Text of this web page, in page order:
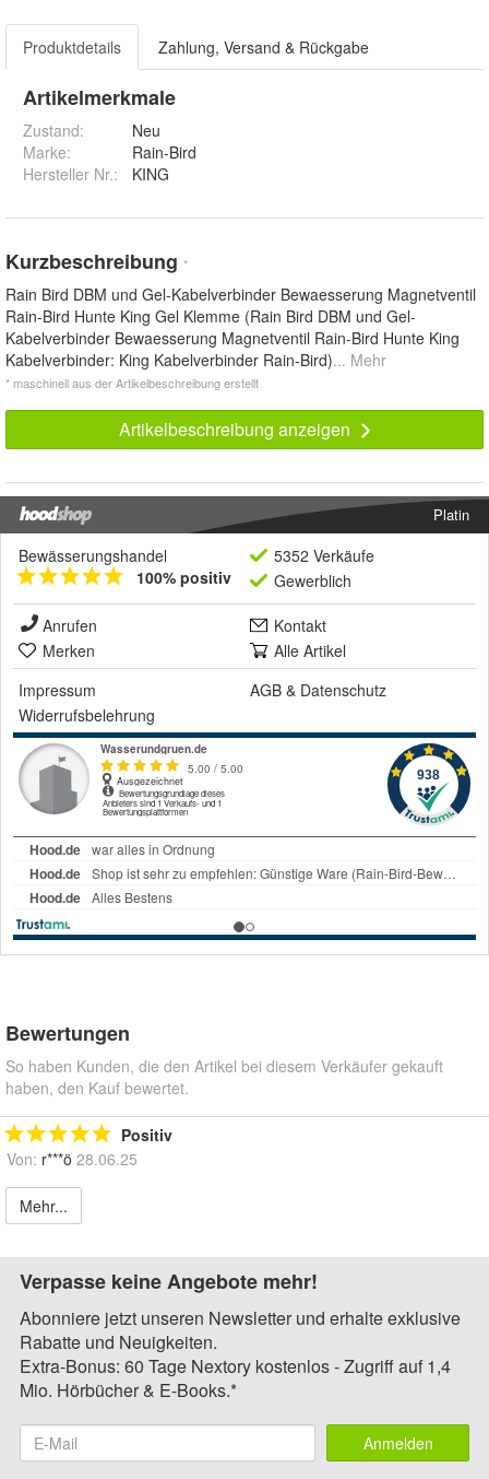
Produktdetails Zahlung, Versand & Rückgabe
Artikelmerkmale
Zustand:
Neu
Marke:
Rain-Bird
Hersteller Nr.:
KING
Kurzbeschreibung *
Rain Bird DBM und Gel-Kabelverbinder Bewaesserung Magnetventil
Rain-Bird Hunte King Gel Klemme (Rain Bird DBM und Gel-
Kabelverbinder Bewaesserung Magnetventil Rain-Bird Hunte King
Kabelverbinder: King Kabelverbinder Rain-Bird)... Mehr
* maschinell aus der Artikelbeschreibung erstellt
Artikelbeschreibung anzeigen
Platin
Bewässerungshandel
100% positiv
5352 Verkäufe
Gewerblich
Anrufen
Kontakt
Merken
Alle Artikel
Impressum
AGB & Datenschutz
Widerrufsbelehrung
Bewertungen
So haben Kunden, die den Artikel bei diesem Verkäufer gekauft
haben, den Kauf bewertet.
Positiv
Von: r***ö 28.06.25
Mehr...
Verpasse keine Angebote mehr!
Abonniere jetzt unseren Newsletter und erhalte exklusive
Rabatte und Neuigkeiten.
Extra-Bonus: 60 Tage Nextory kostenlos - Zugriff auf 1,4
Mio. Hörbücher & E-Books.*
Anmelden